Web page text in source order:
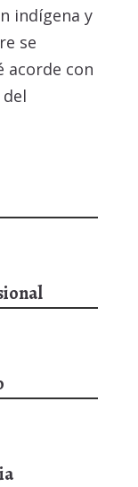
indígena y
se
acorde con